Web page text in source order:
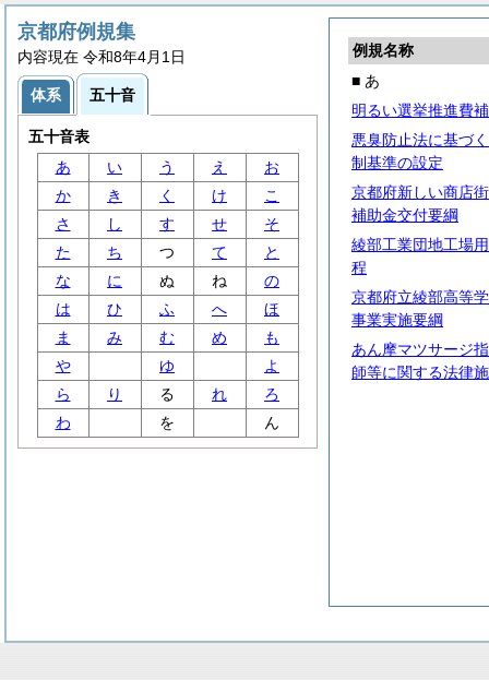
例規名称
■ あ
明るい選挙推進費
悪臭防止法に基づ
制基準の設定
京都府新しい商店
補助金交付要綱
綾部工業団地工場
程
京都府立綾部高等
事業実施要綱
あん摩マツサージ
師等に関する法律
京都府例規集
内容現在 令和8年4月1日
体系 五十音
五十音表
あ
い う え
お
か
き く け
こ
さ
し す せ
そ
た
ち つ て
と
な
に ぬ ね
の
は
ひ ふ へ
ほ
ま
み む め
も
や
ゆ
よ
ら
り る れ
ろ
わ
を ん